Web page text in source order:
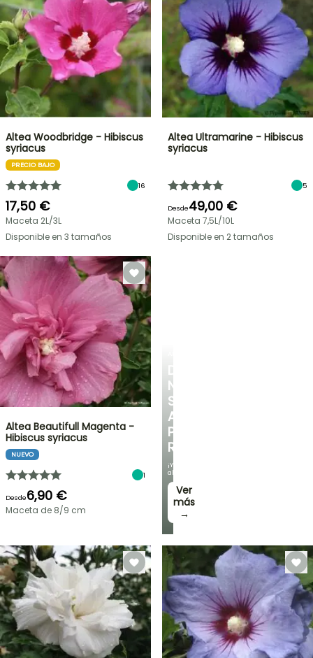
DESCUBRE
NUESTRA
SELECCIÓN
A
PRECIOS
REDUCIDOS
¡Y
ahorra!
Ver
más
→
Altea Woodbridge - Hibiscus
syriacus
PRECIO BAJO
16
17,50 €
Maceta 2L/3L
Disponible en 3 tamaños
Altea Ultramarine - Hibiscus
syriacus
5
Desde49,00 €
Maceta 7,5L/10L
Disponible en 2 tamaños
Altea Beautifull Magenta -
Hibiscus syriacus
NUEVO
1
Desde6,90 €
Maceta de 8/9 cm